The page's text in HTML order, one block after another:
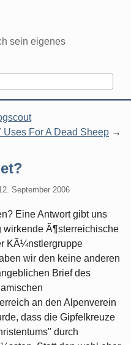
sein eigenes
Uses For A Dead Sheep
September 2006
Eine Antwort gibt uns
wirkende Ã¶sterreichische
KÃ¼nstlergruppe
wir den keine anderen
Brief des
an den Alpenverein
dass die Gipfelkreuze
durch